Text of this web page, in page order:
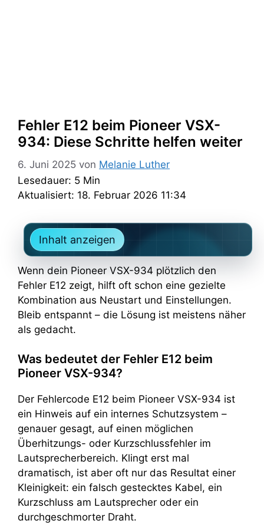
Fehler E12 beim Pioneer VSX-
934: Diese Schritte helfen weiter
6. Juni 2025 von Melanie Luther
Lesedauer: 5 Min
Aktualisiert: 18. Februar 2026 11:34
Inhalt anzeigen
Wenn dein Pioneer VSX-934 plötzlich den
Fehler E12 zeigt, hilft oft schon eine gezielte
Kombination aus Neustart und Einstellungen.
Bleib entspannt – die Lösung ist meistens näher
als gedacht.
Was bedeutet der Fehler E12 beim
Pioneer VSX-934?
Der Fehlercode E12 beim Pioneer VSX-934 ist
ein Hinweis auf ein internes Schutzsystem –
genauer gesagt, auf einen möglichen
Überhitzungs- oder Kurzschlussfehler im
Lautsprecherbereich. Klingt erst mal
dramatisch, ist aber oft nur das Resultat einer
Kleinigkeit: ein falsch gestecktes Kabel, ein
Kurzschluss am Lautsprecher oder ein
durchgeschmorter Draht.